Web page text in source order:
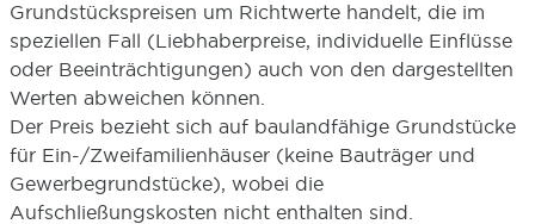
Grundstückspreisen um Richtwerte handelt, die im
speziellen Fall (Liebhaberpreise, individuelle Einflüsse
oder Beeinträchtigungen) auch von den dargestellten
Werten abweichen können.
Der Preis bezieht sich auf baulandfähige Grundstücke
für Ein-/Zweifamilienhäuser (keine Bauträger und
Gewerbegrundstücke), wobei die
Aufschließungskosten nicht enthalten sind.